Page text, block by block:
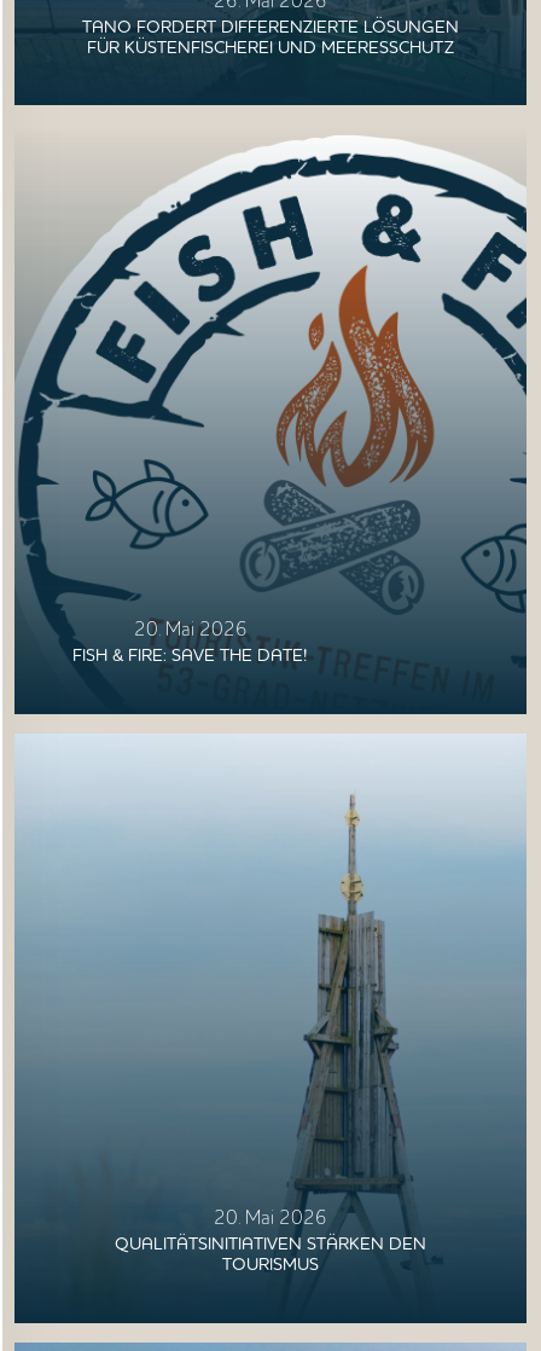
TANO FORDERT DIFFERENZIERTE LÖSUNGEN
FÜR KÜSTENFISCHEREI UND MEERESSCHUTZ
20. Mai 2026
FISH & FIRE: SAVE THE DATE!
20. Mai 2026
QUALITÄTSINITIATIVEN STÄRKEN DEN
TOURISMUS